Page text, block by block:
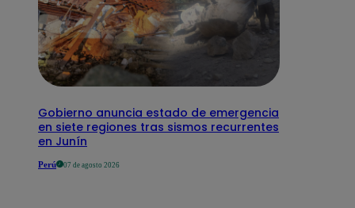
Gobierno anuncia estado de emergencia
en siete regiones tras sismos recurrentes
en Junín
Perú 07 de agosto 2026